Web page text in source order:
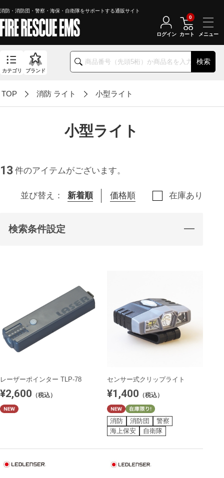
消防・消防団・警察・海保・自衛隊をサポートする通販サイト
検索
カテゴリ ブランド
ログイン カート
0
TOP 消防 ライト 小型ライト
小型ライト
13 件のアイテムがございます。
並び替え： 新着順 価格順 在庫あり
検索条件設定
レーザーポインター TLP-78
¥2,600 （税込）
センサー式クリップライト
¥1,400 （税込）
消防 消防団
警察
海上保安
自衛隊